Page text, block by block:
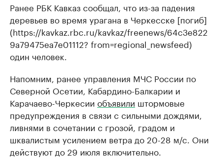
Ранее РБК Кавказ сообщал, что из-за падения
деревьев во время урагана в Черкесске [погиб]
(https://kavkaz.rbc.ru/kavkaz/freenews/64c3e822
9a79475ea7e01112? from=regional_newsfeed)
один человек.
Напомним, ранее управления МЧС России по
Северной Осетии, Кабардино-Балкарии и
Карачаево-Черкесии объявили штормовые
предупреждения в связи с сильными дождями,
ливнями в сочетании с грозой, градом и
шквалистым усилением ветра до 20-28 м/с. Они
действуют до 29 июля включительно.